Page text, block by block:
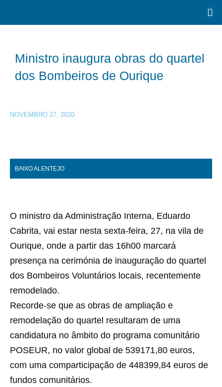
Ministro inaugura obras do quartel
dos Bombeiros de Ourique
NOVEMBRO 27, 2020
BAIXO ALENTEJO
O ministro da Administração Interna, Eduardo
Cabrita, vai estar nesta sexta-feira, 27, na vila de
Ourique, onde a partir das 16h00 marcará
presença na cerimónia de inauguração do quartel
dos Bombeiros Voluntários locais, recentemente
remodelado.
Recorde-se que as obras de ampliação e
remodelação do quartel resultaram de uma
candidatura no âmbito do programa comunitário
POSEUR, no valor global de 539171,80 euros,
com uma comparticipação de 448399,84 euros de
fundos comunitários.